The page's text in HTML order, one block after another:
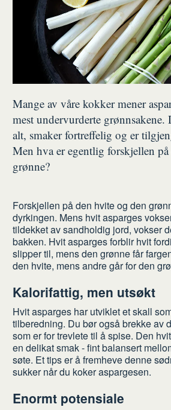
Mange av våre kokker mener
mest undervurderte
alt, smaker fortreffelig og er
Men hva er egentlig forskjellen
grønne?
Forskjellen på den hvite og den
dyrkingen. Mens hvit asparges
tildekket av sandholdig jord, vokser
bakken. Hvit asparges forblir hvit
slipper til, mens den grønne får
den hvite, mens andre går for den
Kalorifattig, men utsøkt
Hvit asparges har utviklet et skall
tilberedning. Du bør også brekke av
som er for trevlete til å spise. Den
en delikat smak - fint balansert
søte. Et tips er å fremheve denne
sukker når du koker aspargesen.
Enormt potensiale